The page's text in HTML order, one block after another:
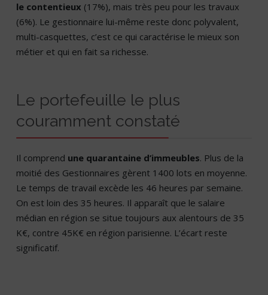
le contentieux (17%), mais très peu pour les travaux
(6%). Le gestionnaire lui-même reste donc polyvalent,
multi-casquettes, c’est ce qui caractérise le mieux son
métier et qui en fait sa richesse.
Le portefeuille le plus
couramment constaté
Il comprend une quarantaine d’immeubles. Plus de la
moitié des Gestionnaires gèrent 1400 lots en moyenne.
Le temps de travail excède les 46 heures par semaine.
On est loin des 35 heures. Il apparaît que le salaire
médian en région se situe toujours aux alentours de 35
K€, contre 45K€ en région parisienne. L’écart reste
significatif.